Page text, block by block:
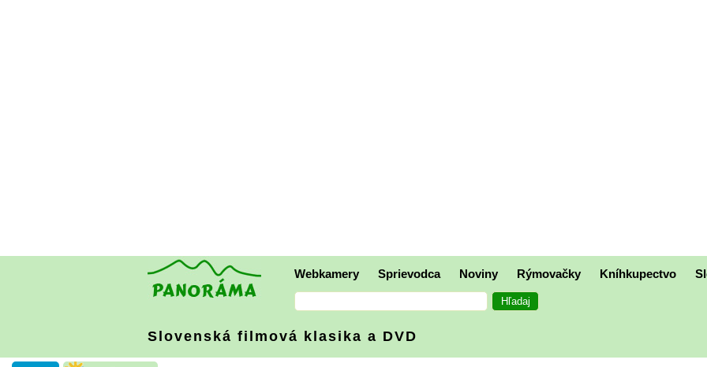
Webkamery Sprievodca Noviny Rýmovačky Kníhkupectvo
Slovenská filmová klasika a DVD